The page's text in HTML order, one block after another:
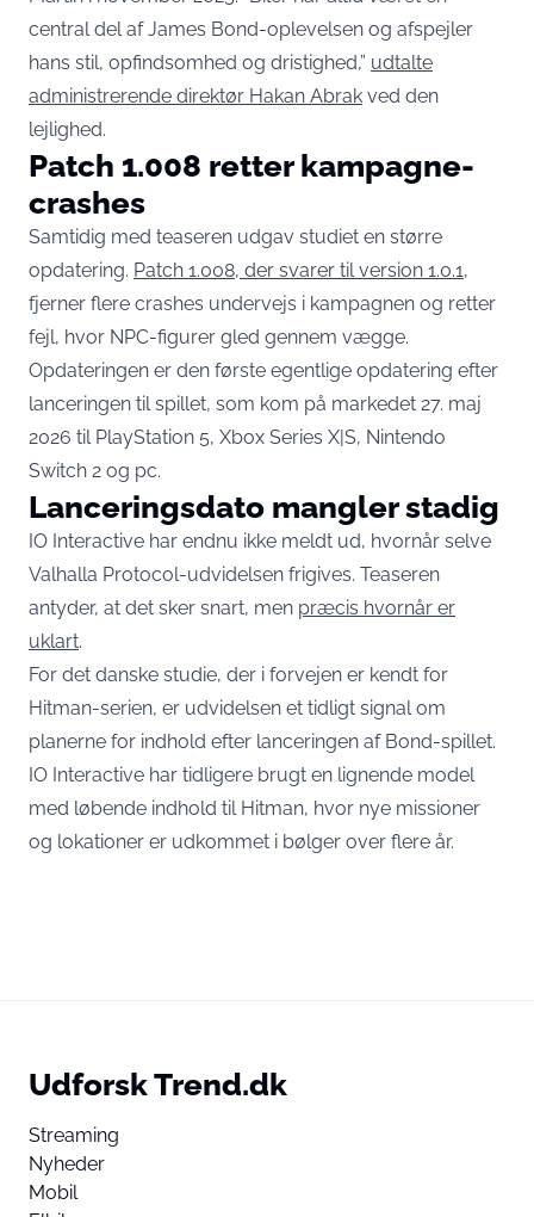
central del af James Bond-oplevelsen og afspejler
hans stil, opfindsomhed og dristighed,” udtalte
administrerende direktør Hakan Abrak ved den
lejlighed.
Patch 1.008 retter kampagne-
crashes
Samtidig med teaseren udgav studiet en større
opdatering. Patch 1.008, der svarer til version 1.0.1,
fjerner flere crashes undervejs i kampagnen og retter
fejl, hvor NPC-figurer gled gennem vægge.
Opdateringen er den første egentlige opdatering efter
lanceringen til spillet, som kom på markedet 27. maj
2026 til PlayStation 5, Xbox Series X|S, Nintendo
Switch 2 og pc.
Lanceringsdato mangler stadig
IO Interactive har endnu ikke meldt ud, hvornår selve
Valhalla Protocol-udvidelsen frigives. Teaseren
antyder, at det sker snart, men præcis hvornår er
uklart.
For det danske studie, der i forvejen er kendt for
Hitman-serien, er udvidelsen et tidligt signal om
planerne for indhold efter lanceringen af Bond-spillet.
IO Interactive har tidligere brugt en lignende model
med løbende indhold til Hitman, hvor nye missioner
og lokationer er udkommet i bølger over flere år.
Udforsk Trend.dk
Streaming
Nyheder
Mobil